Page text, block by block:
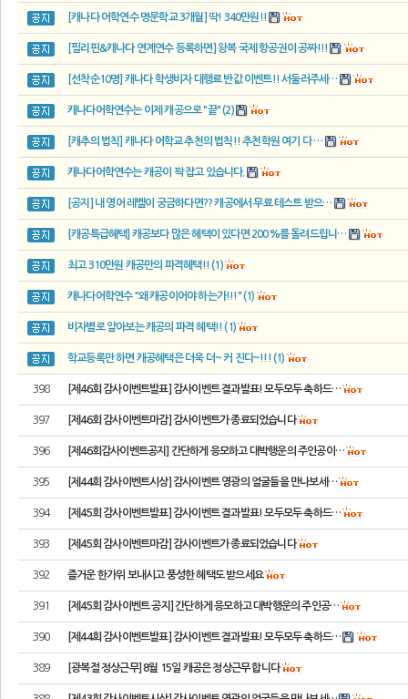
[캐나다 어학연수 명문학교 3개월] 딱! 340만원!!
[필리핀&캐나다 연계연수 등록하면] 왕복 국제 항공권이 공짜!!!
[선착순10명] 캐나다 학생비자 대행료 반값 이벤트!! 서둘러주세…
캐나다어학연수는 이제 캐공으로 "끝" (2)
[캐추의 법칙] 캐나다 어학교 추천의 법칙!! 추천학원 여기 다 …
캐나다어학연수는 캐공이 꽉 잡고 있습니다.
[공지] 내 영어 레벨이 궁금하다면?? 캐공에서 무료 테스트 받으…
[캐공특급혜택] 캐공보다 많은 혜택이 있다면 200%를 돌려드립니…
최고 310만원 캐공만의 파격혜택!! (1)
캐나다어학연수 "왜 캐공이어야 하는가!!!" (1)
비자별로 알아보는 캐공의 파격 혜택!! (1)
학교등록만 하면 캐공혜택은 더욱 더~ 커 진다~!!! (1)
398 [제46회 감사이벤트발표] 감사이벤트 결과발표! 모두모두 축하드…
397 [제46회 감사이벤트마감] 감사이벤트가 종료되었습니다
396 [제46회감사이벤트공지] 간단하게 응모하고 대박행운의 주인공이…
395 [제44회 감사이벤트시상] 감사이벤트 영광의 얼굴들을 만나보세…
394 [제45회 감사이벤트발표] 감사이벤트 결과발표! 모두모두 축하드…
393 [제45회 감사이벤트마감] 감사이벤트가 종료되었습니다
392 즐거운 한가위 보내시고 풍성한 혜택도 받으세요
391 [제45회 감사이벤트 공지] 간단하게 응모하고 대박행운의 주인공…
390 [제44회 감사이벤트발표] 감사이벤트 결과발표! 모두모두 축하드…
389 [광복절 정상근무] 8월 15일 캐공은 정상근무 합니다